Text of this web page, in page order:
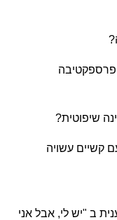
פרספקטיבה
שיפוטית?
קשיים עשויה
ב "יש לי, אבל אני